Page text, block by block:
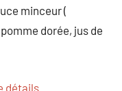
minceur (
dorée, jus de
détails